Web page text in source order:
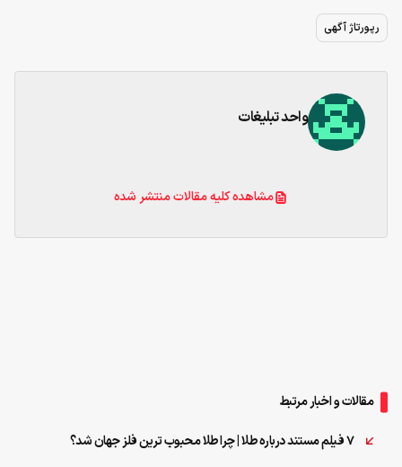
رپورتاژ آگهی
واحد تبلیغات
مشاهده کلیه مقالات منتشر شده
مقالات و اخبار مرتبط
7 فیلم مستند درباره طلا | چرا طلا محبوب ترین فلز جهان شد؟